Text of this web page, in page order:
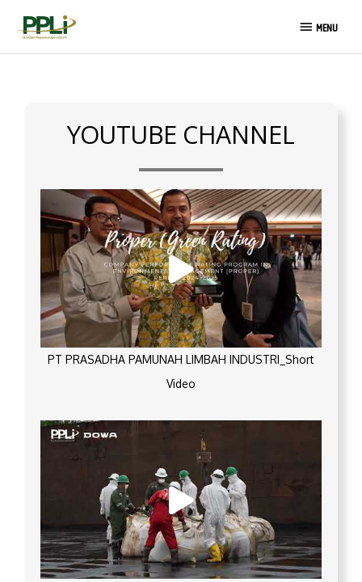
MENU
MENU
YOUTUBE CHANNEL
PT PRASADHA PAMUNAH LIMBAH INDUSTRI_Short
Video